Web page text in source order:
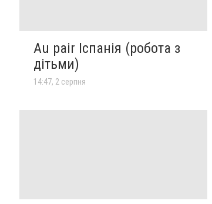
Au pair Іспанія (робота з
дітьми)
14:47, 2 серпня